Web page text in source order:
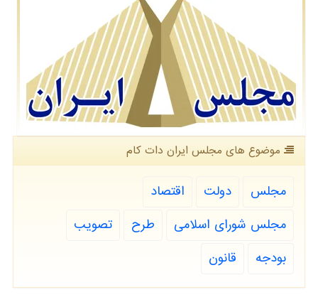
موضوع های مجلس ایران دات كام
مجلس دولت
اقتصاد
مجلس شورای اسلامی
طرح
تصویب
بودجه
قانون